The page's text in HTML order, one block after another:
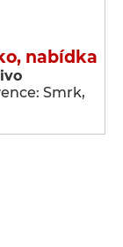
nabídka
Smrk,